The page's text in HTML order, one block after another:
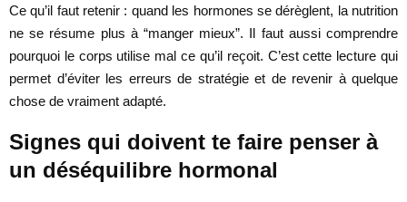
Ce qu’il faut retenir : quand les hormones se dérèglent, la nutrition
ne se résume plus à “manger mieux”. Il faut aussi comprendre
pourquoi le corps utilise mal ce qu’il reçoit. C’est cette lecture qui
permet d’éviter les erreurs de stratégie et de revenir à quelque
chose de vraiment adapté.
Signes qui doivent te faire penser à
un déséquilibre hormonal